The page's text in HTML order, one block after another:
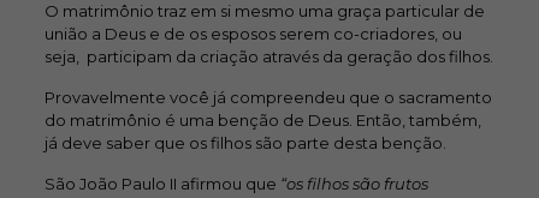
O matrimônio traz em si mesmo uma graça particular de
união a Deus e de os esposos serem co-criadores, ou
seja, participam da criação através da geração dos filhos.
Provavelmente você já compreendeu que o sacramento
do matrimônio é uma benção de Deus. Então, também,
já deve saber que os filhos são parte desta benção.
São João Paulo II afirmou que “os filhos são frutos